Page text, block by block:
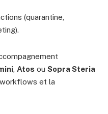
(quarantine,
Atos ou Sopra Steria
et la